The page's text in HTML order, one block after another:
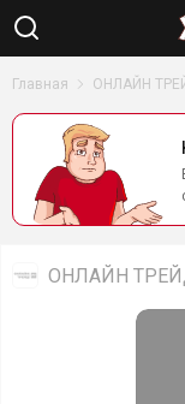
Главная ОНЛАЙН
ОНЛАЙН